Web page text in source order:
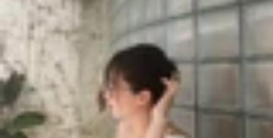
Thủ thuật Thông báoKhách
hàng - Sự kiện
So sánh Google Pixel 7a và Google
Pixel 6a: Có đáng để nâng cấp?
Triệu Vy
Ngày đăng: 14/05/2023